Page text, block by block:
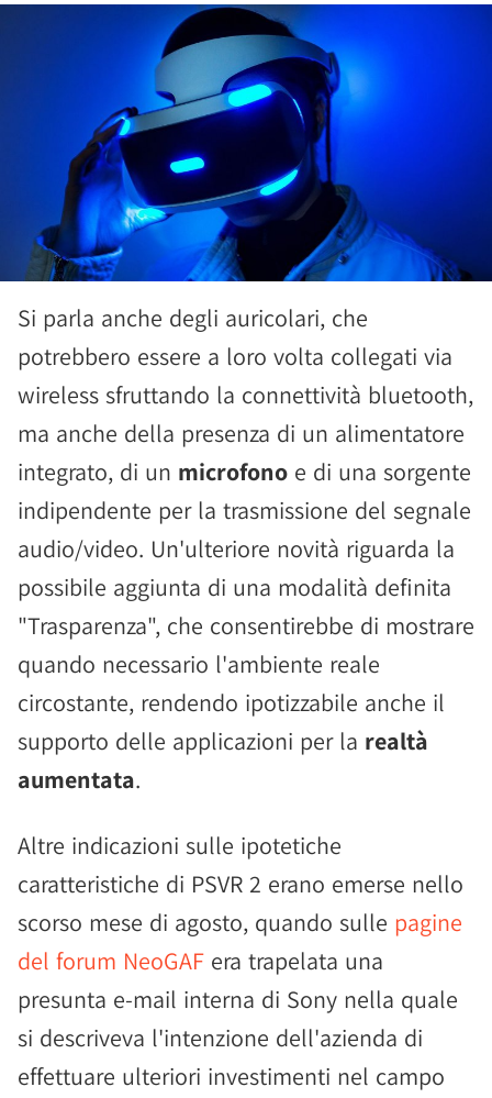
Si parla anche degli auricolari, che
potrebbero essere a loro volta collegati via
wireless sfruttando la connettività bluetooth,
ma anche della presenza di un alimentatore
integrato, di un microfono e di una sorgente
indipendente per la trasmissione del segnale
audio/video. Un'ulteriore novità riguarda la
possibile aggiunta di una modalità definita
"Trasparenza", che consentirebbe di mostrare
quando necessario l'ambiente reale
circostante, rendendo ipotizzabile anche il
supporto delle applicazioni per la realtà
aumentata.
Altre indicazioni sulle ipotetiche
caratteristiche di PSVR 2 erano emerse nello
scorso mese di agosto, quando sulle pagine
del forum NeoGAF era trapelata una
presunta e-mail interna di Sony nella quale
si descriveva l'intenzione dell'azienda di
effettuare ulteriori investimenti nel campo